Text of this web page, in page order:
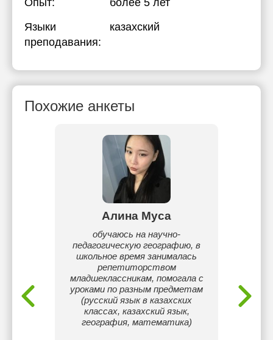
Опыт:
более 5 лет
Языки
преподавания:
казахский
Похожие анкеты
Алина Муса
обучаюсь на научно-
педагогическую географию, в
школьное время занималась
репетиторством
младшеклассникам, помогала с
уроками по разным предметам
(русский язык в казахских
классах, казахский язык,
география, математика)